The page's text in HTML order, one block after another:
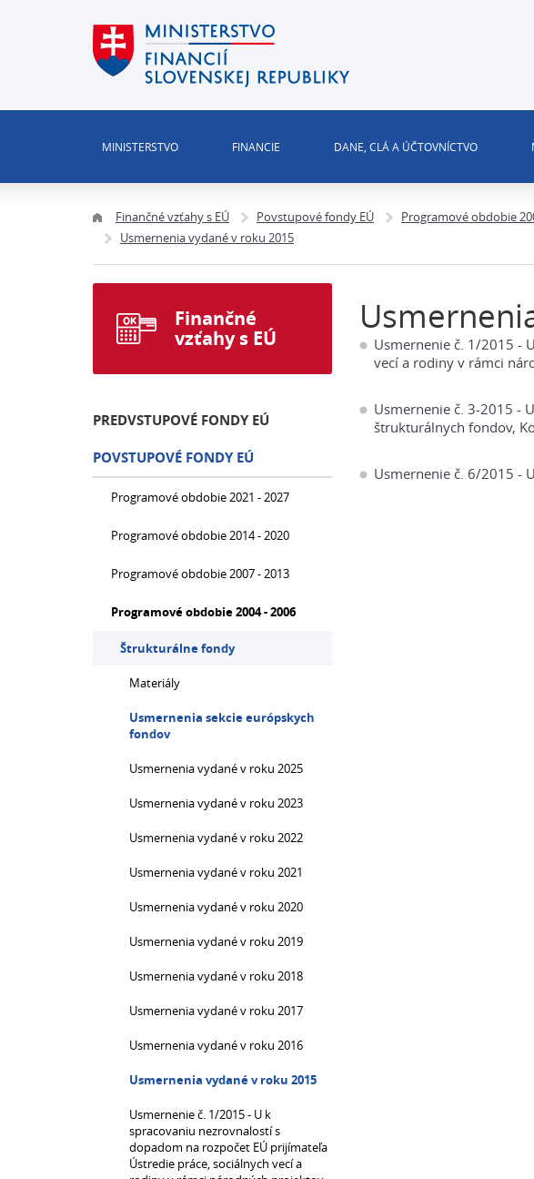
MINISTERSTVO FINANCIE DANE, CLÁ A ÚČTOVNÍCTVO
Finančné vzťahy s EÚ Povstupové fondy EÚ Programové obdobie
Usmernenia vydané v roku 2015
Usmernenie č. 1/2015 -
vecí a rodiny v rámci
Usmernenie č. 3-2015 -
štrukturálnych fondov,
Usmernenie č. 6/2015 -
Finančné
vzťahy s EÚ
PREDVSTUPOVÉ FONDY EÚ
POVSTUPOVÉ FONDY EÚ
Programové obdobie 2021 - 2027
Programové obdobie 2014 - 2020
Programové obdobie 2007 - 2013
Programové obdobie 2004 - 2006
Štrukturálne fondy
Materiály
Usmernenia sekcie európskych
fondov
Usmernenia vydané v roku 2025
Usmernenia vydané v roku 2023
Usmernenia vydané v roku 2022
Usmernenia vydané v roku 2021
Usmernenia vydané v roku 2020
Usmernenia vydané v roku 2019
Usmernenia vydané v roku 2018
Usmernenia vydané v roku 2017
Usmernenia vydané v roku 2016
Usmernenia vydané v roku 2015
Usmernenie č. 1/2015 - U k
spracovaniu nezrovnalostí s
dopadom na rozpočet EÚ prijímateľa
Ústredie práce, sociálnych vecí a